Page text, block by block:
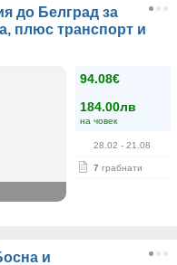
до Белград за
плюс транспорт и
94.08€
184.00лв
на човек
28.02 - 21.08
7 грабнати
и